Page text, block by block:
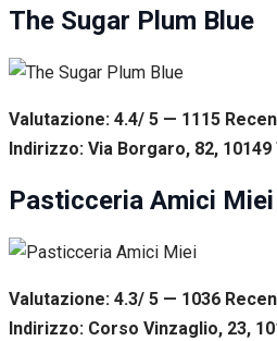
The Sugar Plum Blue
Valutazione: 4.4/ 5 — 1115 R
Indirizzo: Via Borgaro, 82,
Pasticceria Amici Miei
Valutazione: 4.3/ 5 — 1036 R
Indirizzo: Corso Vinzaglio, 23,